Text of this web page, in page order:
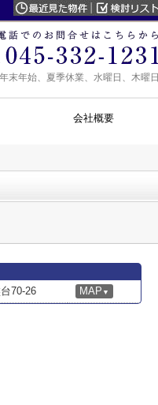
末年始、夏季休業、水曜日、木曜日
会社概要
70-26 MAP ▼